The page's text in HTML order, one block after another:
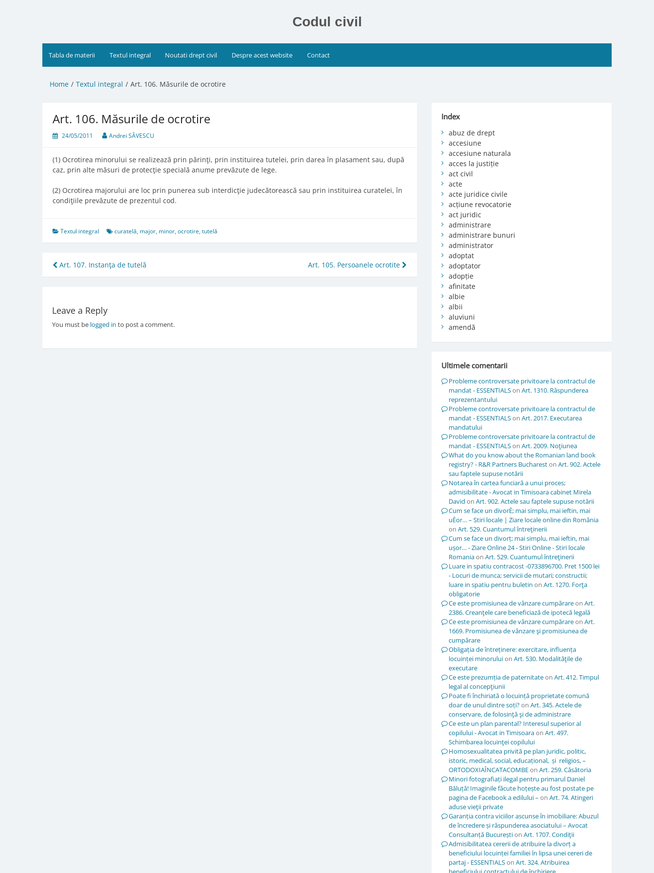
Codul civil
Tabla de materii Textul integral Noutati drept civil Despre acest website Contact
Home Textul integral Art. 106. Măsurile de ocrotire
Art. 106. Măsurile de ocrotire
24/05/2011 Andrei SĂVESCU
(1) Ocrotirea minorului se realizează prin părinţi, prin instituirea tutelei, prin darea în plasament sau, după
caz, prin alte măsuri de protecţie specială anume prevăzute de lege.
(2) Ocrotirea majorului are loc prin punerea sub interdicţie judecătorească sau prin instituirea curatelei, în
condiţiile prevăzute de prezentul cod.
Textul integral curatelă, major, minor,ocrotire,tutelă
Post
navigation
Art. 107. Instanţa de tutelă Art. 105. Persoanele ocrotite
Leave a Reply
You must be logged in to post a comment.
Index
abuz de drept
accesiune
accesiune naturala
acces la justiție
act civil
acte
acte juridice civile
acțiune revocatorie
act juridic
administrare
administrare bunuri
administrator
adoptat
adoptator
adopție
afinitate
albie
albii
aluviuni
amendă
Ultimele comentarii
Probleme controversate privitoare la contractul de
mandat - ESSENTIALSon Art. 1310. Răspunderea
reprezentantului
Probleme controversate privitoare la contractul de
mandat - ESSENTIALSon Art. 2017. Executarea
mandatului
Probleme controversate privitoare la contractul de
mandat - ESSENTIALSon Art. 2009. Noţiunea
What do you know about the Romanian land book
registry? - R&R Partners Buchareston Art. 902. Actele
sau faptele supuse notării
Notarea în cartea funciară a unui proces;
admisibilitate - Avocat in Timisoara cabinet Mirela
David on Art. 902. Actele sau faptele supuse notării
Cum se face un divorÈ; mai simplu, mai ieftin, mai
uÈor… – Stiri locale | Ziare locale online din România
on Art. 529. Cuantumul întreţinerii
Cum se face un divorț; mai simplu, mai ieftin, mai
ușor… - Ziare Online 24 - Stiri Online - Stiri locale
Romaniaon Art. 529. Cuantumul întreţinerii
Luare in spatiu contracost -0733896700. Pret 1500 lei
- Locuri de munca; servicii de mutari; constructii;
luare in spatiu pentru buletin on Art. 1270. Forţa
obligatorie
Ce este promisiunea de vânzare cumpărareon Art.
2386. Creanţele care beneficiază de ipotecă legală
Ce este promisiunea de vânzare cumpărareon Art.
1669. Promisiunea de vânzare şi promisiunea de
cumpărare
Obligația de întreținere: exercitare, influența
locuinței minoruluion Art. 530. Modalităţile de
executare
Ce este prezumția de paternitateon Art. 412. Timpul
legal al concepţiunii
Poate fi închiriată o locuință proprietate comună
doar de unul dintre soți?on Art. 345. Actele de
conservare, de folosinţă şi de administrare
Ce este un plan parental? Interesul superior al
copilului - Avocat in Timisoaraon Art. 497.
Schimbarea locuinţei copilului
Homosexualitatea privită pe plan juridic, politic,
istoric, medical, social, educațional, și religios, –
ORTODOXIAÎNCATACOMBEon Art. 259. Căsătoria
Minori fotografiați ilegal pentru primarul Daniel
Băluță! Imaginile făcute hoțește au fost postate pe
pagina de Facebook a edilului – on Art. 74. Atingeri
aduse vieţii private
Garanția contra viciilor ascunse în imobiliare: Abuzul
de încredere și răspunderea asociatului – Avocat
Consultanță Bucureștion Art. 1707. Condiţii
Admisibilitatea cererii de atribuire la divorț a
beneficiului locuinței familiei în lipsa unei cereri de
partaj - ESSENTIALSon Art. 324. Atribuirea